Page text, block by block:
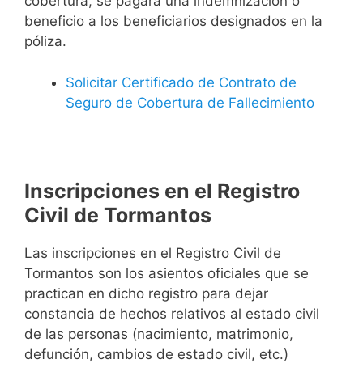
beneficio a los beneficiarios designados en la
póliza.
Solicitar Certificado de Contrato de
Seguro de Cobertura de Fallecimiento
Inscripciones en el Registro
Civil de Tormantos
Las inscripciones en el Registro Civil de
Tormantos son los asientos oficiales que se
practican en dicho registro para dejar
constancia de hechos relativos al estado civil
de las personas (nacimiento, matrimonio,
defunción, cambios de estado civil, etc.)